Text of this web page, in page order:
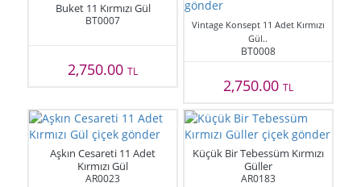
Buket 11 Kırmızı Gül
BT0007
2,750.00TL
Vintage Konsept 11 Adet Kırmızı
Gül..
BT0008
2,750.00 TL
Aşkın Cesareti 11 Adet
Kırmızı Gül
AR0023
Küçük Bir Tebessüm Kırmızı
Güller
AR0183